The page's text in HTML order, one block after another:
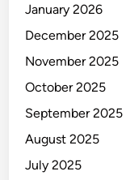
January 2026
December 2025
November 2025
October 2025
September 2025
August 2025
July 2025